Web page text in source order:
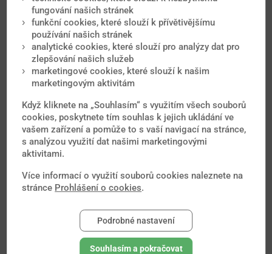
Onemocnění vyvolává virus hepatitidy D. Ten pro svůj
přenos a množení potřebuje již vzniklou...
Příušnice
Příušnice jsou virové onemocnění způsobené virem
příušnic. Nemoc se vyskytuje celosvětově...
Spalničky
spalniček. Choroba patří k nejnakažlivějším...
Tetanus
Původcem nemoci je bakterie Clostridium tetani. Za
příznaky onemocnění je zodpovědný toxin...
Tuberkulóza
Tuberkulóza je celosvětově rozšířené chronické
onemocnění vyvolané bakterií Mycobacterium...
Zarděnky jsou virové onemocnění vyvolané virem
zarděnek. Zdrojem nemoci je člověk s viditelnými...
fungování našich stránek
funkční cookies, které slouží k přívětivějšímu
používání našich stránek
analytické cookies, které slouží pro analýzy dat pro
zlepšování našich služeb
marketingové cookies, které slouží k našim
marketingovým aktivitám
Když kliknete na „Souhlasím“ s využitím všech souborů
cookies, poskytnete tím souhlas k jejich ukládání ve
vašem zařízení a pomůže to s vaší navigací na stránce,
s analýzou využití dat našimi marketingovými
aktivitami.
Více informací o využití souborů cookies naleznete na
stránce Prohlášení o cookies.
Podrobné nastavení
Souhlasím a pokračovat